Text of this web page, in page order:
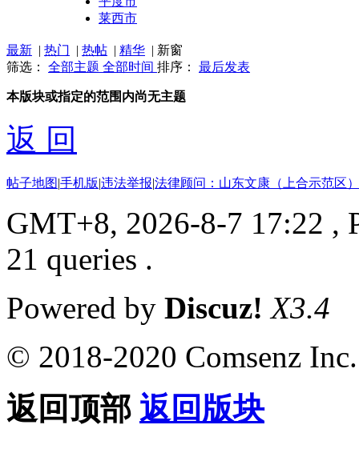
莱西市
最新 | 热门 | 热帖 | 精华 | 新窗
筛选： 全部主题 全部时间 排序： 最后发表
本版块或指定的范围内尚无主题
返 回
帖子地图|手机版|违法举报|法律顾问：山东文康（上合示范区
GMT+8, 2026-8-7 17:22 ,
21 queries .
Powered by Discuz! X3.4
© 2018-2020 Comsenz Inc.
返回顶部 返回版块